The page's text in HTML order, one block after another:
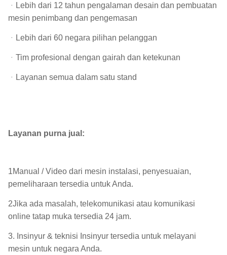
ᆞ Lebih dari 12 tahun pengalaman desain dan pembuatan
mesin penimbang dan pengemasan
ᆞLebih dari 60 negara pilihan pelanggan
ᆞTim profesional dengan gairah dan ketekunan
ᆞLayanan semua dalam satu stand
Layanan purna jual:
1Manual / Video dari mesin instalasi, penyesuaian,
pemeliharaan tersedia untuk Anda.
2Jika ada masalah, telekomunikasi atau komunikasi
online tatap muka tersedia 24 jam.
3. Insinyur & teknisi Insinyur tersedia untuk melayani
mesin untuk negara Anda.